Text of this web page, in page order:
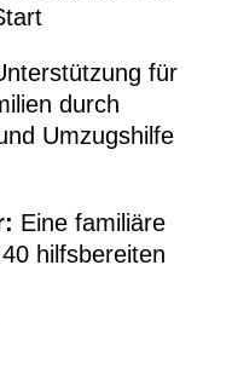
für
durch
Umzugshilfe
Eine familiäre
hilfsbereiten